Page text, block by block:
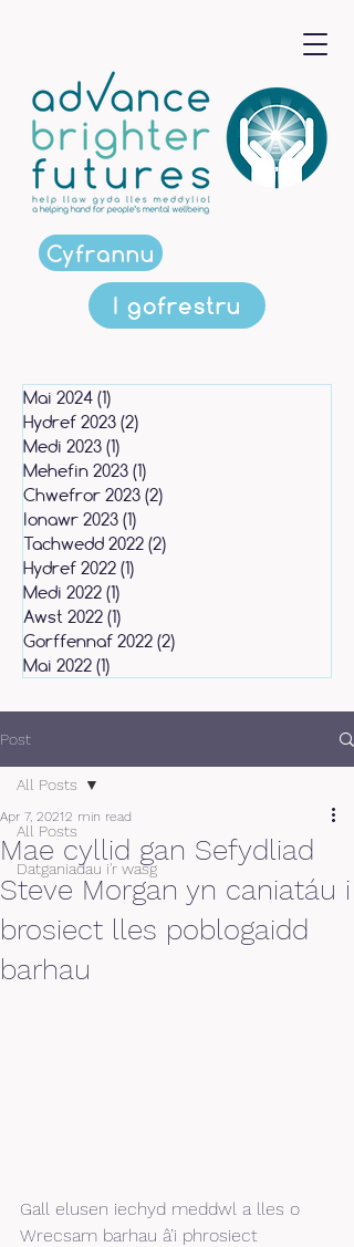
Cyfrannu
I gofrestru
Mai 2024 (1)
Hydref 2023 (2)
Medi 2023 (1)
Mehefin 2023 (1)
Chwefror 2023 (2)
Ionawr 2023 (1)
Tachwedd 2022 (2)
Hydref 2022 (1)
Medi 2022 (1)
Awst 2022 (1)
Gorffennaf 2022 (2)
Mai 2022 (1)
Post
All Posts
Datganiadau i'r wasg
All Posts
Mae cyllid gan Sefydliad
Steve Morgan yn caniatáu i
brosiect lles poblogaidd
barhau
Apr 7, 20212 min read
Gall elusen iechyd meddwl a lles o
Wrecsam barhau â’i phrosiect